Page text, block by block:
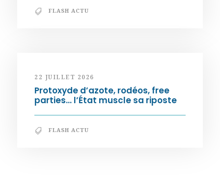
FLASH ACTU
22 JUILLET 2026
Protoxyde d’azote, rodéos, free
parties… l’État muscle sa riposte
FLASH ACTU